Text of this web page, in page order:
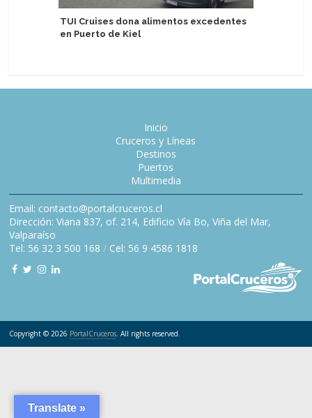
TUI Cruises dona alimentos excedentes
en Puerto de Kiel
Inicio
Cruceros y Líneas
Destinos
Puertos
Multimedia
Email: contacto@portalcruceros.cl
Dirección: Viana 837, of. 214, Edificio Vía Bo, Viña del Mar,
Valparaíso
Tel: 56 32 3 500 168 / Cel: 56 9 4586 1818
Copyright © 2026 PortalCruceros. All rights reserved.
Translate »